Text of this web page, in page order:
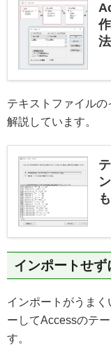
法
テキストファイル
解説しています。
インポートせ
インポートがうま
ーしてAccessのテ
す。